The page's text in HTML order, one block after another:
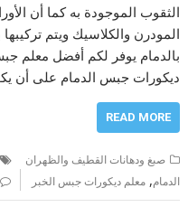
الثقوب الموجودة به كما أن
المودرن والكلاسيك ويتم
بالدمام يوفر لكم أفضل معلم
ديكورات جبس الدمام على أن
READ MORE
صبغ ودهانات القطيف والظهران
الدمام,معلم ديكورات جبس الخبر